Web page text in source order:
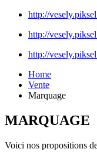
http://
http://
http://
Home
Vente
Marquage
MARQUAGE
Voici nos propositions